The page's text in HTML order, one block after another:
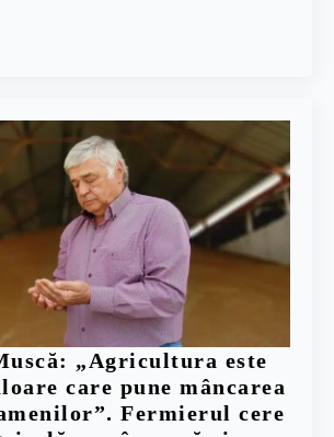
„Agricultura este
care pune mâncarea
Fermierul cere